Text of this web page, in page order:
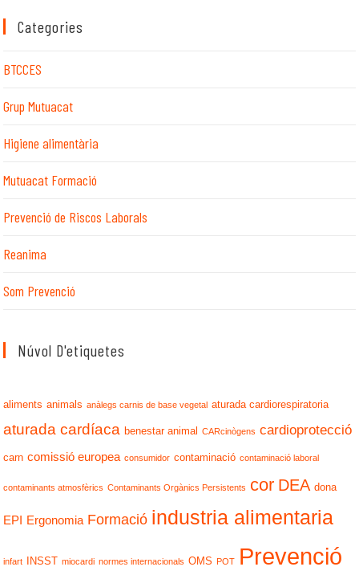
Categories
BTCCES
Grup Mutuacat
Higiene alimentària
Mutuacat Formació
Prevenció de Riscos Laborals
Reanima
Som Prevenció
Núvol D'etiquetes
aliments animals anàlegs carnis de base vegetal aturada cardiorespiratoria
aturada cardíaca benestar animal CARcinògens cardioprotecció
carn comissió europea consumidor contaminació contaminació laboral
contaminants atmosfèrics Contaminants Orgànics Persistents cor DEA dona
EPI Ergonomia Formació industria alimentaria
infart INSST miocardi normes internacionals OMS POT Prevenció